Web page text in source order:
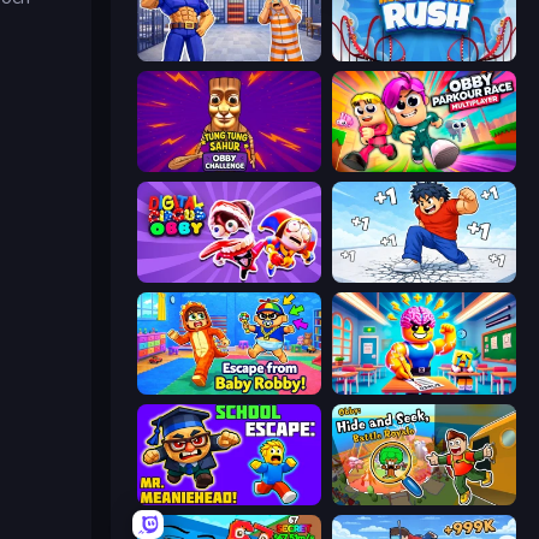
Escape From Mr.Meawing's Prison! Roller Coaster Rush
Tung Tung Sahur: Obby Challenge Obby Parkour Race: Multiplayer
Digital Circus: Obby Break a Skyscraper
Escape From Baby Robby! Obby: Dumb or Genius IQ Test
Obby: Hide and Seek, Battle Royale